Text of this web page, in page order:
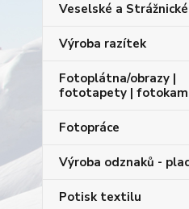
Veselské a
Výroba razítek
Fotoplátna/obrazy |
fototapety |
Fotopráce
Výroba odznaků -
Potisk textilu